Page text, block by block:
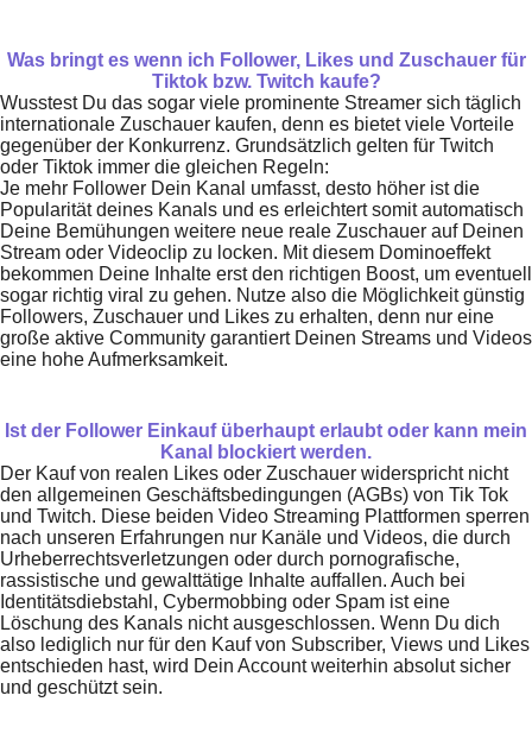
Was bringt es wenn ich Follower, Likes und Zuschauer für
Tiktok bzw. Twitch kaufe?
Wusstest Du das sogar viele prominente Streamer sich täglich
internationale Zuschauer kaufen, denn es bietet viele Vorteile
gegenüber der Konkurrenz. Grundsätzlich gelten für Twitch
oder Tiktok immer die gleichen Regeln:
Je mehr Follower Dein Kanal umfasst, desto höher ist die
Popularität deines Kanals und es erleichtert somit automatisch
Deine Bemühungen weitere neue reale Zuschauer auf Deinen
Stream oder Videoclip zu locken. Mit diesem Dominoeffekt
bekommen Deine Inhalte erst den richtigen Boost, um eventuell
sogar richtig viral zu gehen. Nutze also die Möglichkeit günstig
Followers, Zuschauer und Likes zu erhalten, denn nur eine
große aktive Community garantiert Deinen Streams und Videos
eine hohe Aufmerksamkeit.
Ist der Follower Einkauf überhaupt erlaubt oder kann mein
Kanal blockiert werden.
Der Kauf von realen Likes oder Zuschauer widerspricht nicht
den allgemeinen Geschäftsbedingungen (AGBs) von Tik Tok
und Twitch. Diese beiden Video Streaming Plattformen sperren
nach unseren Erfahrungen nur Kanäle und Videos, die durch
Urheberrechtsverletzungen oder durch pornografische,
rassistische und gewalttätige Inhalte auffallen. Auch bei
Identitätsdiebstahl, Cybermobbing oder Spam ist eine
Löschung des Kanals nicht ausgeschlossen. Wenn Du dich
also lediglich nur für den Kauf von Subscriber, Views und Likes
entschieden hast, wird Dein Account weiterhin absolut sicher
und geschützt sein.